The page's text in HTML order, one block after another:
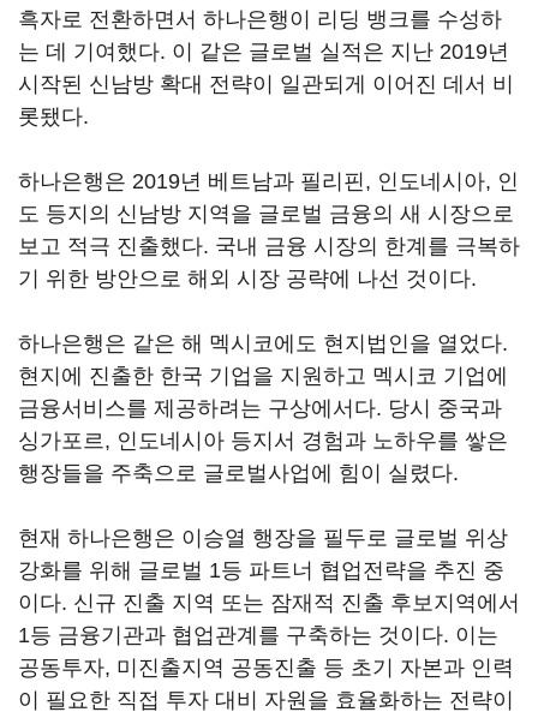
흑자로 전환하면서 하나은행이 리딩 뱅크를 수성하
는 데 기여했다. 이 같은 글로벌 실적은 지난 2019년
시작된 신남방 확대 전략이 일관되게 이어진 데서 비
롯됐다.
하나은행은 2019년 베트남과 필리핀, 인도네시아, 인
도 등지의 신남방 지역을 글로벌 금융의 새 시장으로
보고 적극 진출했다. 국내 금융 시장의 한계를 극복하
기 위한 방안으로 해외 시장 공략에 나선 것이다.
하나은행은 같은 해 멕시코에도 현지법인을 열었다.
현지에 진출한 한국 기업을 지원하고 멕시코 기업에
금융서비스를 제공하려는 구상에서다. 당시 중국과
싱가포르, 인도네시아 등지서 경험과 노하우를 쌓은
행장들을 주축으로 글로벌사업에 힘이 실렸다.
현재 하나은행은 이승열 행장을 필두로 글로벌 위상
강화를 위해 글로벌 1등 파트너 협업전략을 추진 중
이다. 신규 진출 지역 또는 잠재적 진출 후보지역에서
1등 금융기관과 협업관계를 구축하는 것이다. 이는
공동투자, 미진출지역 공동진출 등 초기 자본과 인력
이 필요한 직접 투자 대비 자원을 효율화하는 전략이